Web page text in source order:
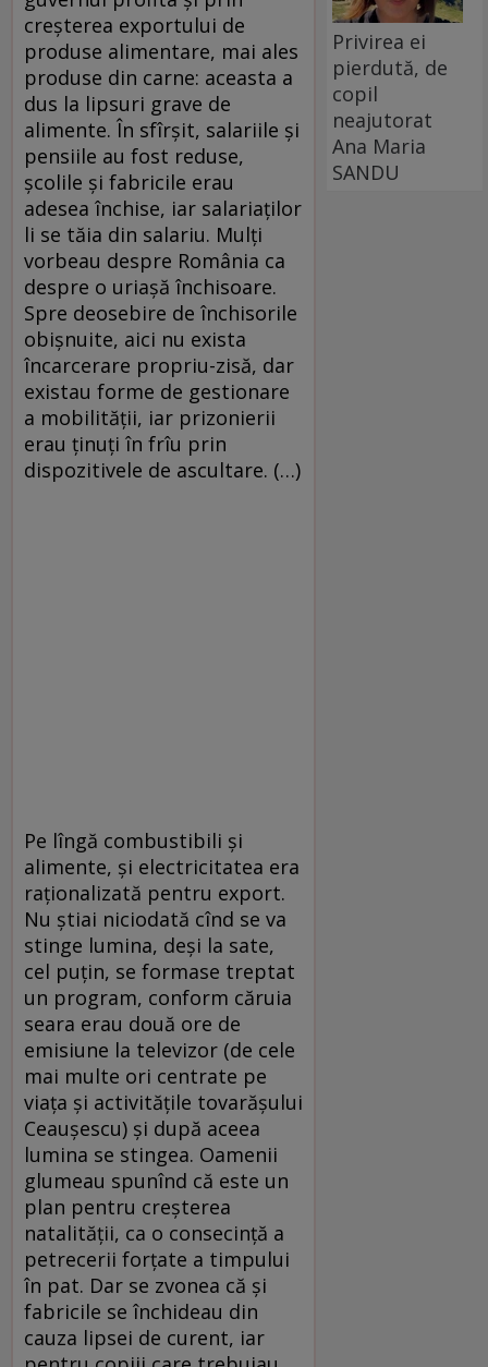
creșterea exportului de
produse alimentare, mai ales
produse din carne: aceasta a
dus la lipsuri grave de
alimente. În sfîrșit, salariile și
pensiile au fost reduse,
școlile și fabricile erau
adesea închise, iar salariaților
li se tăia din salariu. Mulți
vorbeau despre România ca
despre o uriașă închisoare.
Spre deosebire de închisorile
obișnuite, aici nu exista
încarcerare propriu-zisă, dar
existau forme de gestionare
a mobilității, iar prizonierii
erau ținuți în frîu prin
dispozitivele de ascultare. (…)
Pe lîngă combustibili și
alimente, și electricitatea era
raționalizată pentru export.
Nu știai niciodată cînd se va
stinge lumina, deși la sate,
cel puțin, se formase treptat
un program, conform căruia
seara erau două ore de
emisiune la televizor (de cele
mai multe ori centrate pe
viața și activitățile tovarășului
Ceaușescu) și după aceea
lumina se stingea. Oamenii
glumeau spunînd că este un
plan pentru creșterea
natalității, ca o consecință a
petrecerii forțate a timpului
în pat. Dar se zvonea că și
fabricile se închideau din
cauza lipsei de curent, iar
Privirea ei
pierdută, de
copil
neajutorat
Ana Maria
SANDU